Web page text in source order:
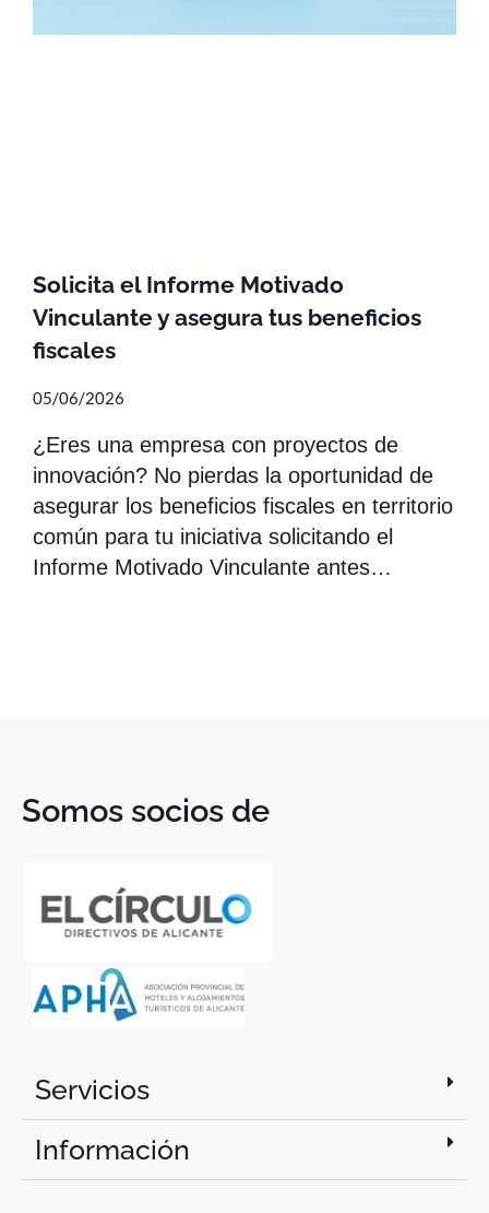
Solicita el Informe Motivado
Vinculante y asegura tus beneficios
fiscales
05/06/2026
¿Eres una empresa con proyectos de
innovación? No pierdas la oportunidad de
asegurar los beneficios fiscales en territorio
común para tu iniciativa solicitando el
Informe Motivado Vinculante antes…
Somos socios de
Servicios
Información